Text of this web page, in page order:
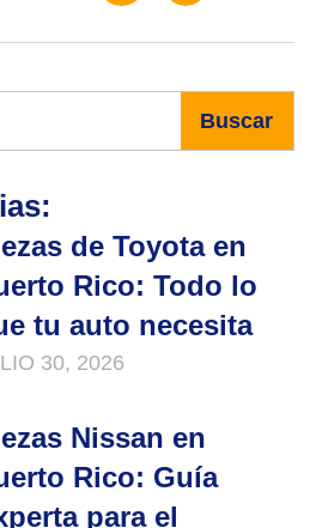
Buscar
de Toyota en
Rico: Todo lo
tu auto necesita
30, 2026
Nissan en
Rico: Guía
para el